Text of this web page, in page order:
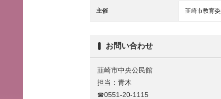
主催 韮崎市教育
お問い合わせ
韮崎市中央公民館
担当：青木
☎0551-20-1115